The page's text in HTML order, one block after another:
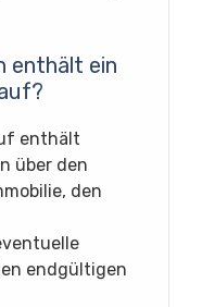
enthält ein
enthält
über den
den
endgültigen